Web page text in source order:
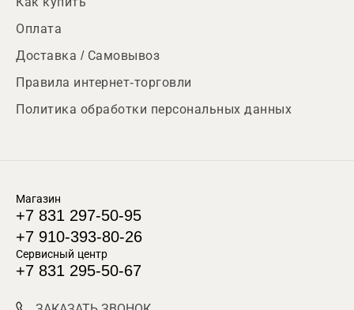
Оплата
Доставка / Самовывоз
Правила интернет-торговли
Политика обработки персональных данных
Магазин
+7 831 297-50-95
+7 910-393-80-26
Сервисный центр
+7 831 295-50-67